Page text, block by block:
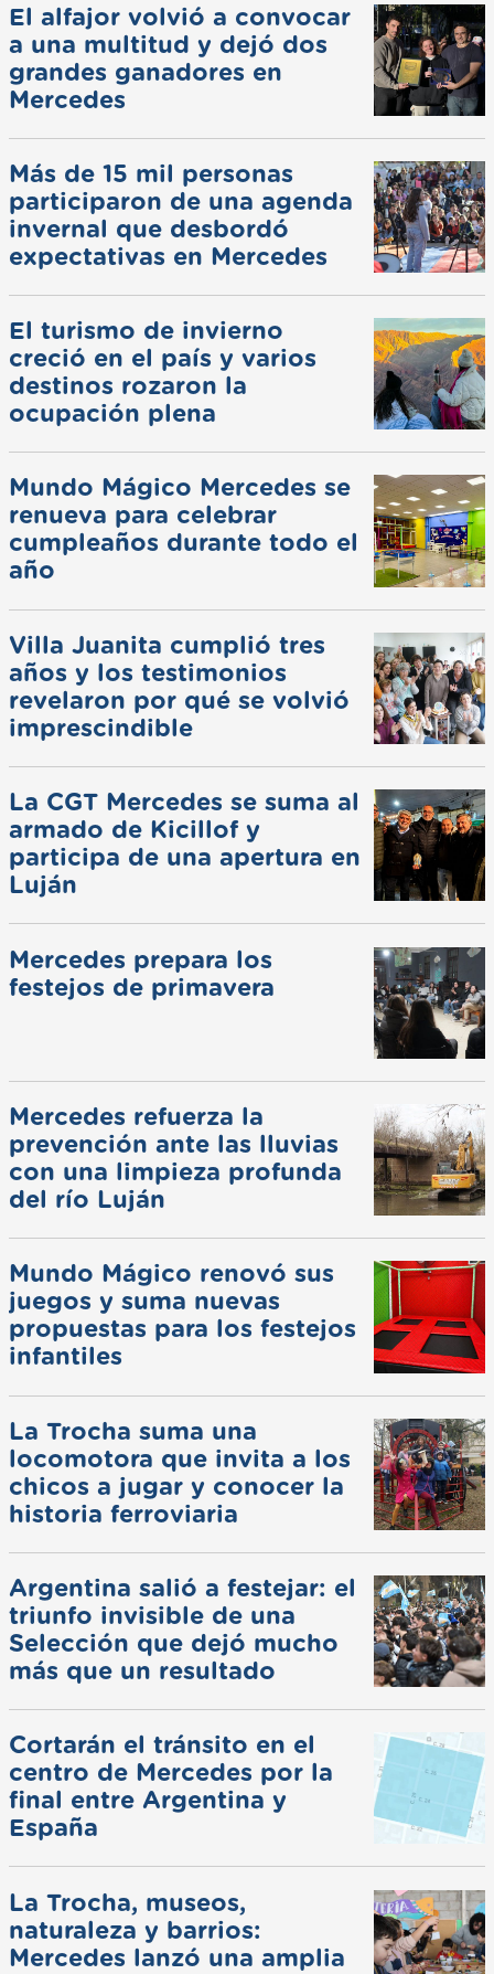
El alfajor volvió a convocar
a una multitud y dejó dos
grandes ganadores en
Mercedes
Más de 15 mil personas
participaron de una agenda
invernal que desbordó
expectativas en Mercedes
El turismo de invierno
creció en el país y varios
destinos rozaron la
ocupación plena
Mundo Mágico Mercedes se
renueva para celebrar
cumpleaños durante todo el
año
Villa Juanita cumplió tres
años y los testimonios
revelaron por qué se volvió
imprescindible
La CGT Mercedes se suma al
armado de Kicillof y
participa de una apertura en
Luján
Mercedes prepara los
festejos de primavera
Mercedes refuerza la
prevención ante las lluvias
con una limpieza profunda
del río Luján
Mundo Mágico renovó sus
juegos y suma nuevas
propuestas para los festejos
infantiles
La Trocha suma una
locomotora que invita a los
chicos a jugar y conocer la
historia ferroviaria
Argentina salió a festejar: el
triunfo invisible de una
Selección que dejó mucho
más que un resultado
Cortarán el tránsito en el
centro de Mercedes por la
final entre Argentina y
España
La Trocha, museos,
naturaleza y barrios:
Mercedes lanzó una amplia